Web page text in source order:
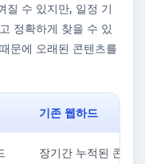
질 수 있지만, 일정 기
정확하게 찾을 수 있
문에 오래된 콘텐츠를
기존 웹하드
장기간 누적된 콘텐